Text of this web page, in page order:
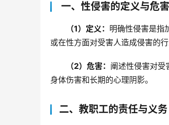
一、性侵害的定义与危害
（1）定义： 明确性侵害是指
或在性方面对受害人造成侵害的
（2）危害： 阐述性侵害对受
身体伤害和长期的心理阴影。
二、教职工的责任与义务